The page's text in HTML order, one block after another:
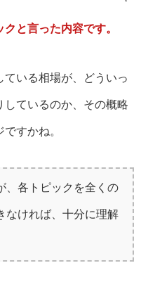
と言った内容です。
いる相場が、どういっ
しているのか、その概略
すかね。
、各トピックを全くの
なければ、十分に理解